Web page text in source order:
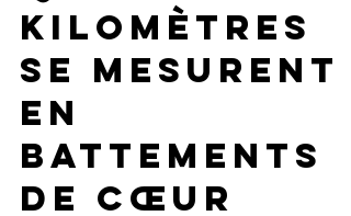
Quand les
kilomètres
se mesurent
en
battements